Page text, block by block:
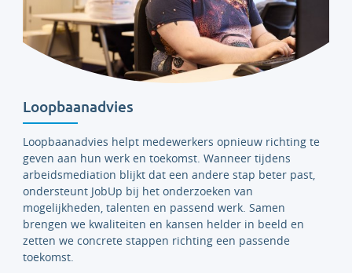
Loopbaanadvies
Loopbaanadvies helpt medewerkers opnieuw richting te
geven aan hun werk en toekomst. Wanneer tijdens
arbeidsmediation blijkt dat een andere stap beter past,
ondersteunt JobUp bij het onderzoeken van
mogelijkheden, talenten en passend werk. Samen
brengen we kwaliteiten en kansen helder in beeld en
zetten we concrete stappen richting een passende
toekomst.